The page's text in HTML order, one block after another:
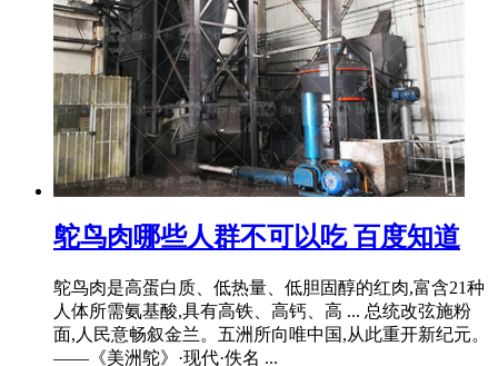
鸵鸟肉哪些人群不可以吃 百度知道
鸵鸟肉是高蛋白质、低热量、低胆固醇的红肉,富含21种
人体所需氨基酸,具有高铁、高钙、高 ... 总统改弦施粉
面,人民意畅叙金兰。五洲所向唯中国,从此重开新纪元。
——《美洲鸵》·现代·佚名 ...